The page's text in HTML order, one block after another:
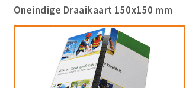
Oneindige Draaikaart 150x150 mm